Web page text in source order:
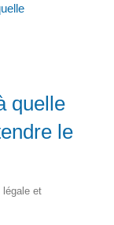
quelle
le
légale et